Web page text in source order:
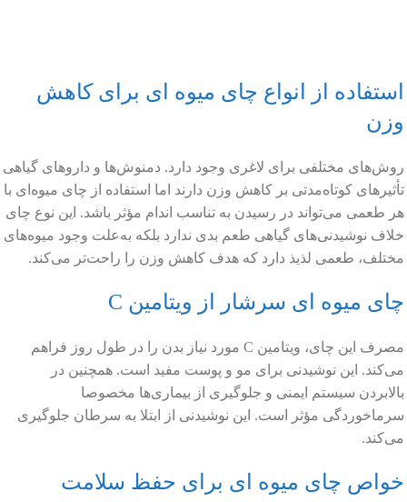
استفاده از انواع چای میوه ای برای کاهش
وزن
روش‌های مختلفی برای لاغری وجود دارد. دمنوش‌ها و داروهای گیاهی
تأثیرهای کوتاه‌مدتی بر کاهش وزن دارند اما استفاده از چای میوه‌ای با
هر طعمی می‌تواند در رسیدن به تناسب اندام مؤثر باشد. این نوع چای
خلاف نوشیدنی‌های گیاهی طعم بدی ندارد بلکه به‌علت وجود میوه‌های
مختلف، طعمی لذیذ دارد که هدف کاهش وزن را راحت‌تر می‌کند.
چای میوه ای سرشار از ویتامین C
مصرف این چای، ویتامین C مورد نیاز بدن را در طول روز فراهم
می‌کند. این نوشیدنی برای مو و پوست مفید است. همچنین در
بالابردن سیستم ایمنی و جلوگیری از بیماری‌ها مخصوصا
سرماخوردگی مؤثر است. این نوشیدنی از ابتلا به سرطان جلوگیری
می‌کند.
خواص چای میوه ای برای حفظ سلامت